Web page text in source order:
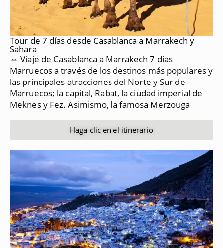
Tour de 7 días desde Casablanca a Marrakech y
Sahara
⇔ Viaje de Casablanca a Marrakech 7 días
Marruecos a través de los destinos más populares y
las principales atracciones del Norte y Sur de
Marruecos; la capital, Rabat, la ciudad imperial de
Meknes y Fez. Asimismo, la famosa Merzouga
Haga clic en el itinerario